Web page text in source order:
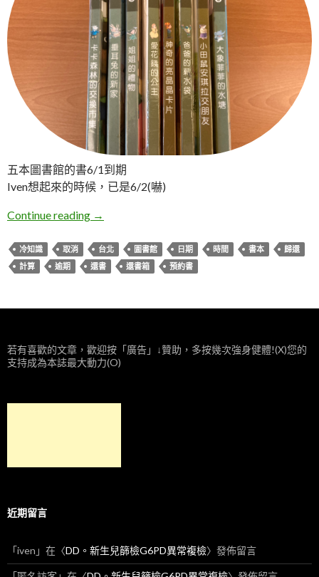
五本圖書館的書6/1到期
Iven想起來的時候，已是6/2(嚇)
Continue reading 圖書館冷知識-還書時間計算
→
冷知識 取消 台北 圖書館 日期 時間 書本
歸還
計算
逾期 還書 還書箱 預約書
若有喜歡的文章，歡迎按「廣告」↓贊助，多按幾次強身健體!(X)您的
支持成為本誌最大動力(O)
近期留言
「iven 」在〈DD。新生兒篩檢G6PD異常複檢〉發佈留言